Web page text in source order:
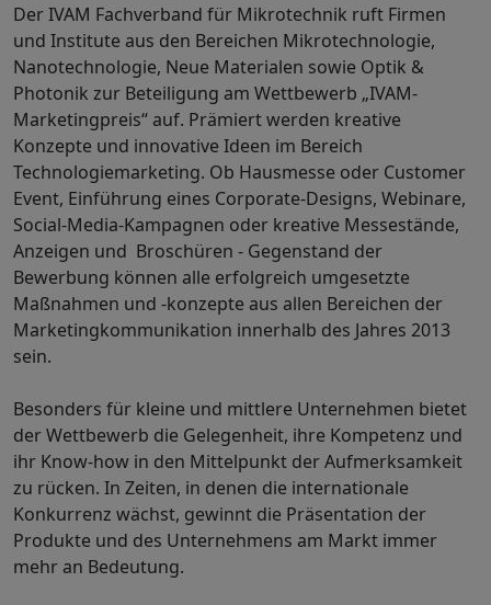
Der IVAM Fachverband für Mikrotechnik ruft Firmen
und Institute aus den Bereichen Mikrotechnologie,
Nanotechnologie, Neue Materialen sowie Optik &
Photonik zur Beteiligung am Wettbewerb „IVAM-
Marketingpreis“ auf. Prämiert werden kreative
Konzepte und innovative Ideen im Bereich
Technologiemarketing. Ob Hausmesse oder Customer
Event, Einführung eines Corporate-Designs, Webinare,
Social-Media-Kampagnen oder kreative Messestände,
Anzeigen und Broschüren - Gegenstand der
Bewerbung können alle erfolgreich umgesetzte
Maßnahmen und -konzepte aus allen Bereichen der
Marketingkommunikation innerhalb des Jahres 2013
sein.
Besonders für kleine und mittlere Unternehmen bietet
der Wettbewerb die Gelegenheit, ihre Kompetenz und
ihr Know-how in den Mittelpunkt der Aufmerksamkeit
zu rücken. In Zeiten, in denen die internationale
Konkurrenz wächst, gewinnt die Präsentation der
Produkte und des Unternehmens am Markt immer
mehr an Bedeutung.